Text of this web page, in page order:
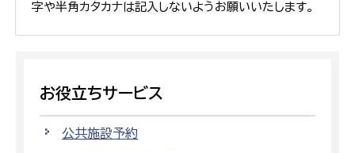
字や半角カタカナは記入しないようお願いいたします。
お役立ちサービス
公共施設予約